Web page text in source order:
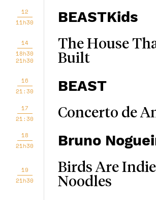
12
11h30
BEASTKids
14
18h30
21h30
The House
Built
16
21:30
BEAST
17
21:30
Concerto de
18
21h30
Bruno
19
21h30
Birds Are
Noodles